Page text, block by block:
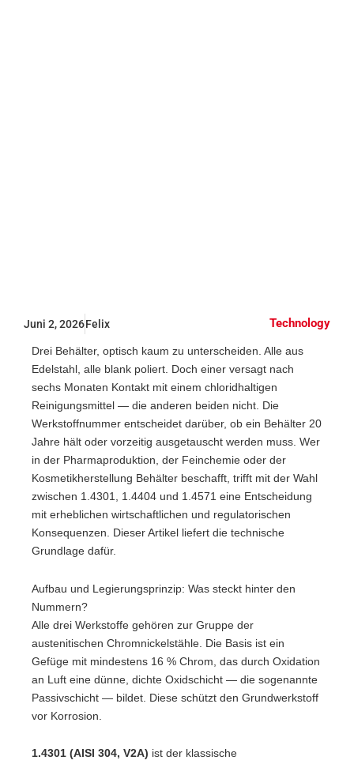
Juni 2, 2026Felix Technology
Drei Behälter, optisch kaum zu unterscheiden. Alle aus
Edelstahl, alle blank poliert. Doch einer versagt nach
sechs Monaten Kontakt mit einem chloridhaltigen
Reinigungsmittel — die anderen beiden nicht. Die
Werkstoffnummer entscheidet darüber, ob ein Behälter 20
Jahre hält oder vorzeitig ausgetauscht werden muss. Wer
in der Pharmaproduktion, der Feinchemie oder der
Kosmetikherstellung Behälter beschafft, trifft mit der Wahl
zwischen 1.4301, 1.4404 und 1.4571 eine Entscheidung
mit erheblichen wirtschaftlichen und regulatorischen
Konsequenzen. Dieser Artikel liefert die technische
Grundlage dafür.
Aufbau und Legierungsprinzip: Was steckt hinter den
Nummern?
Alle drei Werkstoffe gehören zur Gruppe der
austenitischen Chromnickelstähle. Die Basis ist ein
Gefüge mit mindestens 16 % Chrom, das durch Oxidation
an Luft eine dünne, dichte Oxidschicht — die sogenannte
Passivschicht — bildet. Diese schützt den Grundwerkstoff
vor Korrosion.
1.4301 (AISI 304, V2A) ist der klassische